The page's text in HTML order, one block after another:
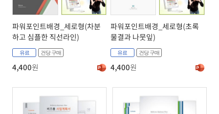
파워포인트배경_세로형(차분
하고 심플한 직선라인)
유료 건당 구매
4,400원
파워포인트배경_세로형(초록
물결과 나뭇잎)
유료 건당 구매
4,400원